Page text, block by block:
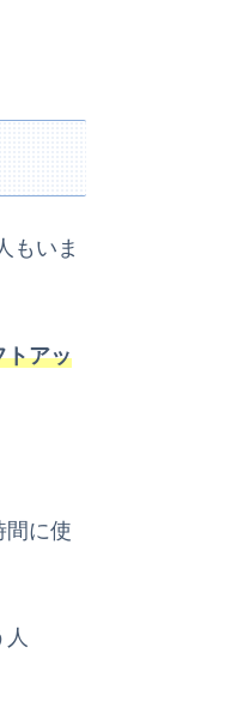
もいま
トアッ
間に使